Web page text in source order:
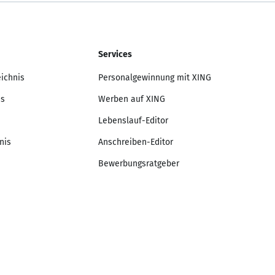
Services
Personalgewinnung mit XING
Werben auf XING
Lebenslauf-Editor
Anschreiben-Editor
Bewerbungsratgeber